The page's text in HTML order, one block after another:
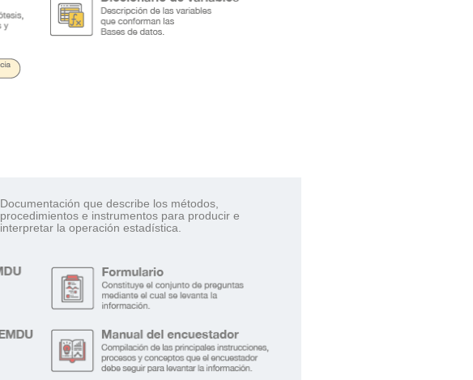
Documentación que describe los métodos,
procedimientos e instrumentos para producir e
interpretar la operación estadística.